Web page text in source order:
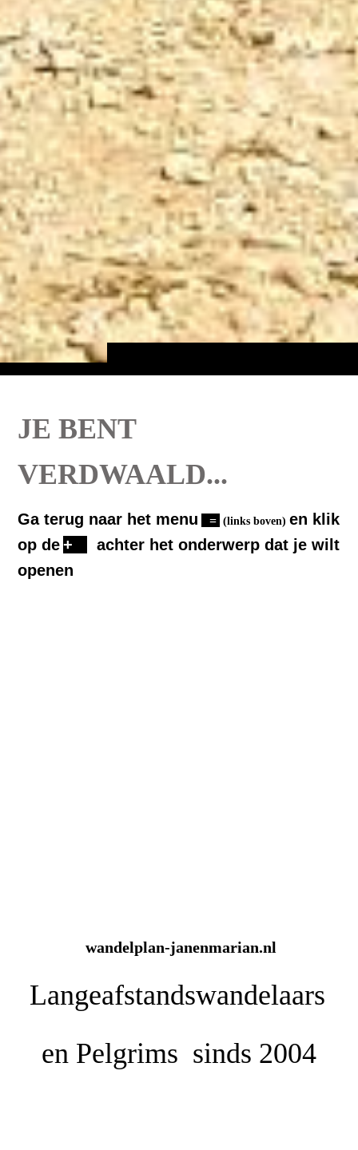
JE BENT
VERDWAALD...
Ga terug naar het menu = (linksboven) en klik
op de +
achter het onderwerp dat je wilt
openen
wandelplan-janenmarian.nl
Langeafstandswandelaars
en Pelgrims sinds 2004